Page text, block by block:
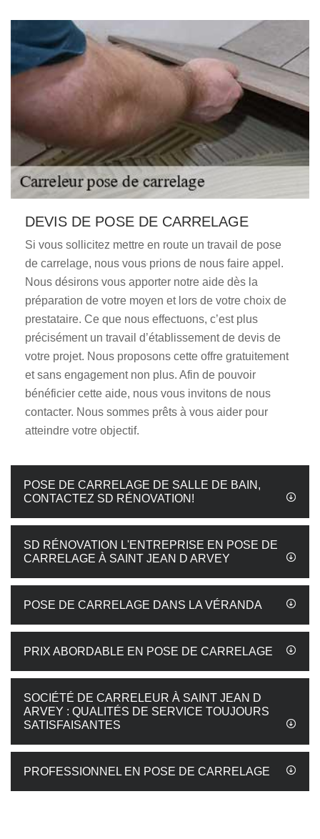
DEVIS DE POSE DE CARRELAGE
Si vous sollicitez mettre en route un travail de pose
de carrelage, nous vous prions de nous faire appel.
Nous désirons vous apporter notre aide dès la
préparation de votre moyen et lors de votre choix de
prestataire. Ce que nous effectuons, c’est plus
précisément un travail d’établissement de devis de
votre projet. Nous proposons cette offre gratuitement
et sans engagement non plus. Afin de pouvoir
bénéficier cette aide, nous vous invitons de nous
contacter. Nous sommes prêts à vous aider pour
atteindre votre objectif.
POSE DE CARRELAGE DE SALLE DE BAIN,
CONTACTEZ SD RÉNOVATION!
SD RÉNOVATION L'ENTREPRISE EN POSE DE
CARRELAGE À SAINT JEAN D ARVEY
POSE DE CARRELAGE DANS LA VÉRANDA
PRIX ABORDABLE EN POSE DE CARRELAGE
SOCIÉTÉ DE CARRELEUR À SAINT JEAN D
ARVEY : QUALITÉS DE SERVICE TOUJOURS
SATISFAISANTES
PROFESSIONNEL EN POSE DE CARRELAGE